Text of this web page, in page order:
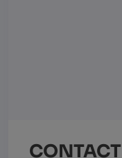
CONTACT